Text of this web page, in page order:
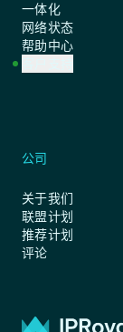
一体化
网络状态
帮助中心
公司
关于我们
联盟计划
推荐计划
评论